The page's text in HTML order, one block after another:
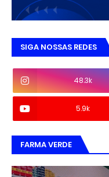
SIGA NOSSAS REDES
48.3k
5.9k
FARMA VERDE